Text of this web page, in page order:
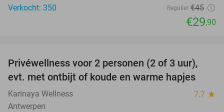
Verkocht: 350
Regulier €45
€29,90
44%
Privéwellness voor 2 personen (2 of 3 uur),
evt. met ontbijt of koude en warme hapjes
Karinaya Wellness 7.7 star
Antwerpen